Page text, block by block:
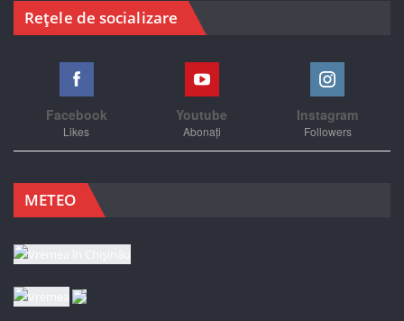
Rețele de socializare
Facebook
Likes
Youtube
Abonați
Instagram
Followers
METEO